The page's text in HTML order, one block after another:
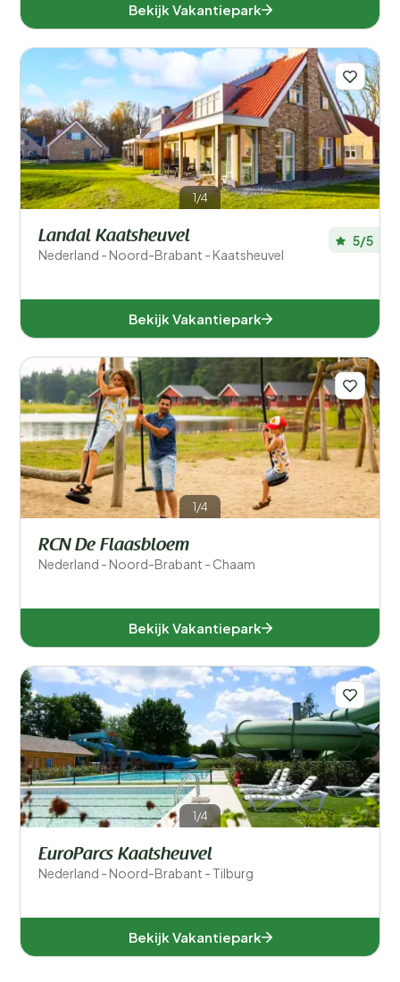
Bekijk Vakantiepark
1/4
Landal Kaatsheuvel
Nederland - Noord-Brabant - Kaatsheuvel
5/5
Bekijk Vakantiepark
1/4
RCN De Flaasbloem
Nederland - Noord-Brabant - Chaam
Bekijk Vakantiepark
1/4
EuroParcs Kaatsheuvel
Nederland - Noord-Brabant - Tilburg
Bekijk Vakantiepark